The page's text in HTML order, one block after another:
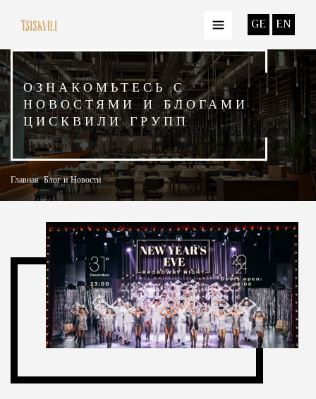
GE EN
ОЗНАКОМЬТЕСЬ С
НОВОСТЯМИ И БЛОГАМИ
ЦИСКВИЛИ ГРУПП
Главная Блог и Новости